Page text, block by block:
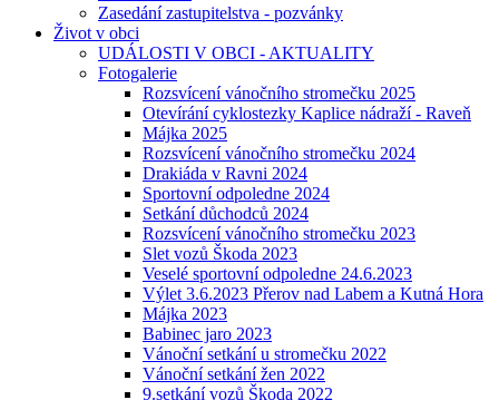
Zasedání zastupitelstva - pozvánky
Život v obci
UDÁLOSTI V OBCI - AKTUALITY
Fotogalerie
Rozsvícení vánočního stromečku 2025
Otevírání cyklostezky Kaplice nádraží - Raveň
Májka 2025
Rozsvícení vánočního stromečku 2024
Drakiáda v Ravni 2024
Sportovní odpoledne 2024
Setkání důchodců 2024
Rozsvícení vánočního stromečku 2023
Slet vozů Škoda 2023
Veselé sportovní odpoledne 24.6.2023
Výlet 3.6.2023 Přerov nad Labem a Kutná Hora
Májka 2023
Babinec jaro 2023
Vánoční setkání u stromečku 2022
Vánoční setkání žen 2022
9.setkání vozů Škoda 2022